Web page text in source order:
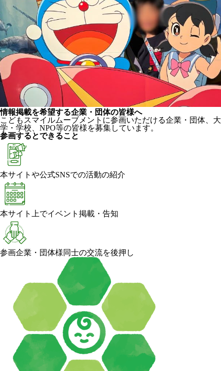
情報掲載を希望する企業・団体の皆様へ
こどもスマイルムーブメントに参画いただける企業・団体、大
学・学校、NPO等の皆様を募集しています。
参画するとできること
本サイトや公式SNSでの活動の紹介
本サイト上でイベント掲載・告知
参画企業・団体様同士の交流を後押し